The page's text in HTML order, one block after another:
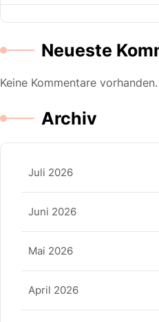
Neueste
Keine Kommentare vorhanden.
Archiv
Juli 2026
Juni 2026
Mai 2026
April 2026